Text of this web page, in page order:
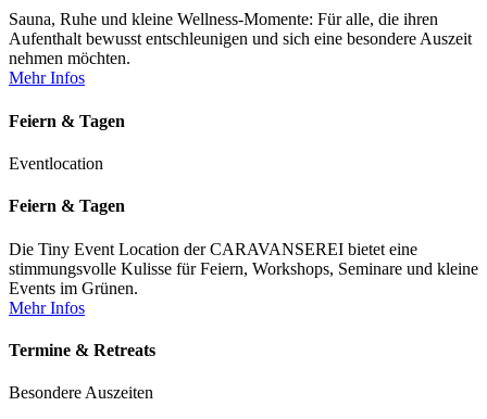
Sauna, Ruhe und kleine Wellness-Momente: Für alle, die ihren
Aufenthalt bewusst entschleunigen und sich eine besondere Auszeit
nehmen möchten.
Mehr Infos
Feiern & Tagen
Eventlocation
Feiern & Tagen
Die Tiny Event Location der CARAVANSEREI bietet eine
stimmungsvolle Kulisse für Feiern, Workshops, Seminare und kleine
Events im Grünen.
Mehr Infos
Termine & Retreats
Besondere Auszeiten